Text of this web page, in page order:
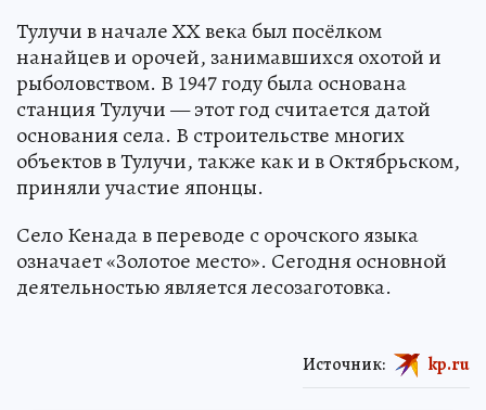
Тулучи в начале ХХ века был посёлком
нанайцев и орочей, занимавшихся охотой и
рыболовством. В 1947 году была основана
станция Тулучи — этот год считается датой
основания села. В строительстве многих
объектов в Тулучи, также как и в Октябрьском,
приняли участие японцы.
Село Кенада в переводе с орочского языка
означает «Золотое место». Сегодня основной
деятельностью является лесозаготовка.
Источник: kp.ru